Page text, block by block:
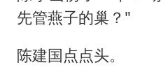
先管燕子的巢？"
陈建国点点头。